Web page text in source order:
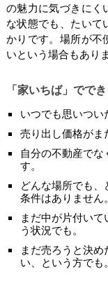
の魅力に気づきにく
な状態でも、たいて
かりです。場所が不
いという場合もありま
「家いちば」でで
いつでも思いつい
売り出し価格がま
自分の不動産で
す。
どんな場所でも
条件はありません。
まだ中が片付い
う状況でも。
まだ売ろうと決
い、という方でも。